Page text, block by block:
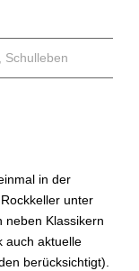
, Schulleben
in der
unter
neben Klassikern
auch aktuelle
berücksichtigt).